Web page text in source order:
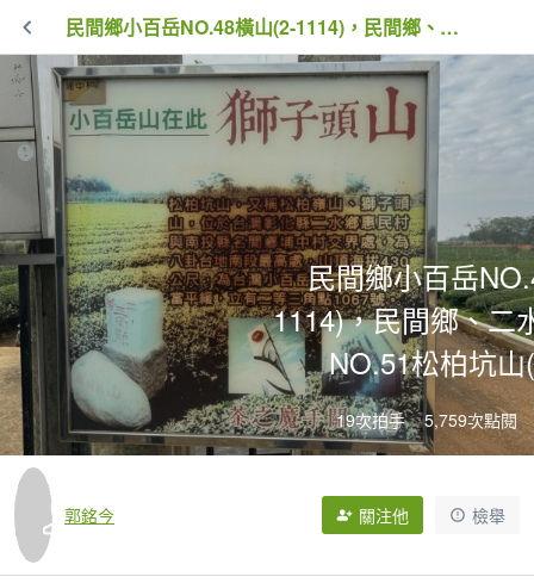
民間鄉小百岳NO.48橫山(2-1114)，民間鄉、二水鄉界小百岳NO.51松柏坑山(2-1067)
民間鄉小百岳
1114)，民間鄉、二
NO.51松柏坑
19次拍手 5,759次點閱
郭銘今 關注他 檢舉